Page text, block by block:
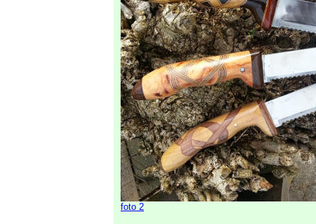
foto 2